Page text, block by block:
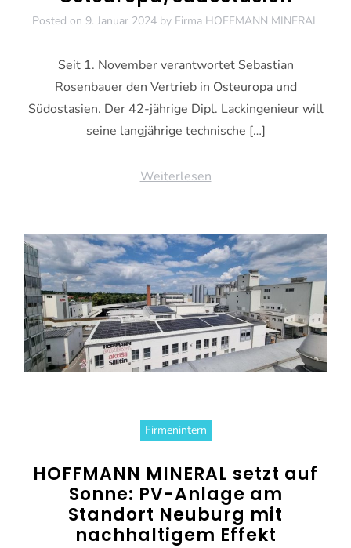
Posted on 9. Januar 2024 by Firma HOFFMANN MINERAL
Seit 1. November verantwortet Sebastian
Rosenbauer den Vertrieb in Osteuropa und
Südostasien. Der 42-jährige Dipl. Lackingenieur will
seine langjährige technische […]
Weiterlesen
Firmenintern
HOFFMANN MINERAL setzt auf
Sonne: PV-Anlage am
Standort Neuburg mit
nachhaltigem Effekt